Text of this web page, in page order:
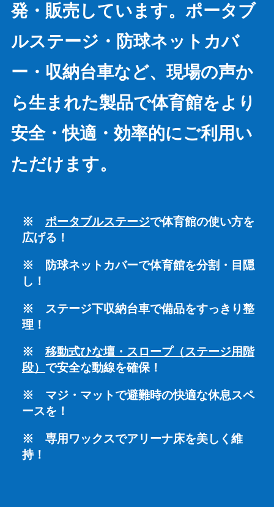
発・販売しています。ポータブ
ルステージ・防球ネットカバ
ー・収納台車など、現場の声か
ら生まれた製品で体育館をより
安全・快適・効率的にご利用い
ただけます。
※ ポータブルステージで体育館の使い方を
広げる！
※ 防球ネットカバーで体育館を分割・目隠
し！
※ ステージ下収納台車で備品をすっきり整
理！
※ 移動式ひな壇・スロープ（ステージ用階
段） で安全な動線を確保！
※ マジ・マットで避難時の快適な休息スペ
ースを！
※ 専用ワックスでアリーナ床を美しく維
持！